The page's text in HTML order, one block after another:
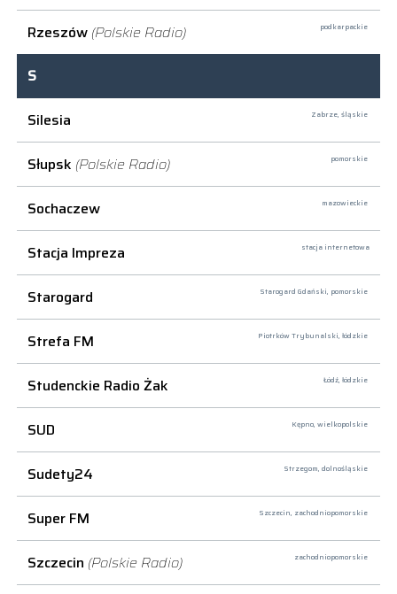
Rzeszów (Polskie Radio) podkarpackie
S
Silesia
Zabrze, śląskie
Słupsk (Polskie Radio) pomorskie
Sochaczew mazowieckie
Stacja Impreza stacja internetowa
Starogard Starogard Gdański, pomorskie
Strefa FM Piotrków Trybunalski, łódzkie
Studenckie Radio Żak Łódź, łódzkie
SUD Kępno, wielkopolskie
Sudety24 Strzegom, dolnośląskie
Super FM Szczecin, zachodniopomorskie
Szczecin (Polskie Radio) zachodniopomorskie